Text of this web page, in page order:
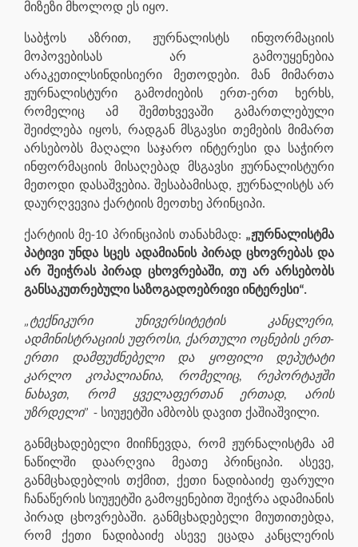
მიზეზი მხოლოდ ეს იყო.
საბჭოს აზრით, ჟურნალისტს ინფორმაციის
მოპოვებისას არ გამოუყენებია
არაკეთილსინდისიერი მეთოდები. მან მიმართა
ჟურნალისტური გამოძიების ერთ-ერთ ხერხს,
რომელიც ამ შემთხვევაში გამართლებული
შეიძლება იყოს, რადგან მსგავსი თემების მიმართ
არსებობს მაღალი საჯარო ინტერესი და საჭირო
ინფორმაციის მისაღებად მსგავსი ჟურნალისტური
მეთოდი დასაშვებია. შესაბამისად, ჟურნალისტს არ
დაურღვევია ქარტიის მეოთხე პრინციპი.
ქარტიის მე-10 პრინციპის თანახმად: „ჟურნალისტმა
პატივი უნდა სცეს ადამიანის პირად ცხოვრებას და
არ შეიჭრას პირად ცხოვრებაში, თუ არ არსებობს
განსაკუთრებული საზოგადოებრივი ინტერესი“.
„ტექნიკური უნივერსიტეტის კანცლერი,
ადმინისტრაციის უფროსი, ქართული ოცნების ერთ-
ერთი დამფუძნებელი და ყოფილი დეპუტატი
კარლო კოპალიანია, რომელიც, რეპორტაჟში
ნახავთ, რომ ყველაფერთან ერთად, არის
უზრდელი” - სიუჟეტში ამბობს დავით ქაშიაშვილი.
განმცხადებელი მიიჩნევდა, რომ ჟურნალისტმა ამ
ნაწილში დაარღვია მეათე პრინციპი. ასევე,
განმცხადებლის თქმით, ქეთი ნადიბაიძე ფარული
ჩანაწერის სიუჟეტში გამოყენებით შეიჭრა ადამიანის
პირად ცხოვრებაში. განმცხადებელი მიუთითებდა,
რომ ქეთი ნადიბაიძე ასევე ეცადა კანცლერის